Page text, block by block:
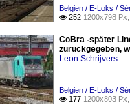
Belgien / E-Loks /
 252 1200x798
CoBra -später
zurückgegeben,
Leon Schrijvers
Belgien / E-Loks /
 177 1200x803